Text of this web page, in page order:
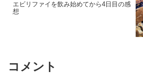
エビリファイを飲み始めてから4日目の感
想
コメント